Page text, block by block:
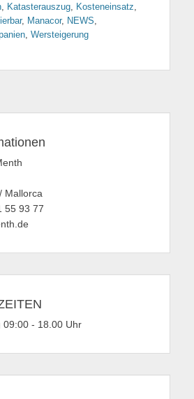
Katasterauszug Kosteneinsatz
, Manacor, NEWS
Wersteigerung
Mallorca
55 93 77
09:00 - 18.00 Uhr